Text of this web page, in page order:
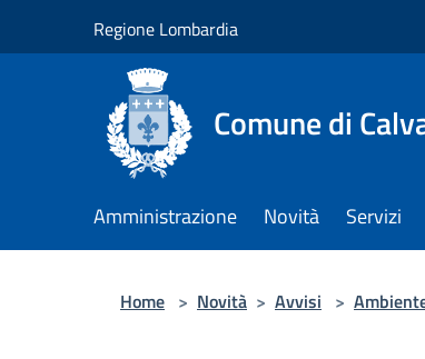
Regione Lombardia
Comune di
Amministrazione Novità Servizi
Home > Novità > Avvisi >